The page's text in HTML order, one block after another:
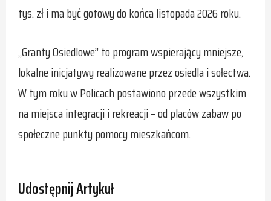
tys. zł i ma być gotowy do końca listopada 2026 roku.
„Granty Osiedlowe” to program wspierający mniejsze,
lokalne inicjatywy realizowane przez osiedla i sołectwa.
W tym roku w Policach postawiono przede wszystkim
na miejsca integracji i rekreacji – od placów zabaw po
społeczne punkty pomocy mieszkańcom.
Udostępnij Artykuł